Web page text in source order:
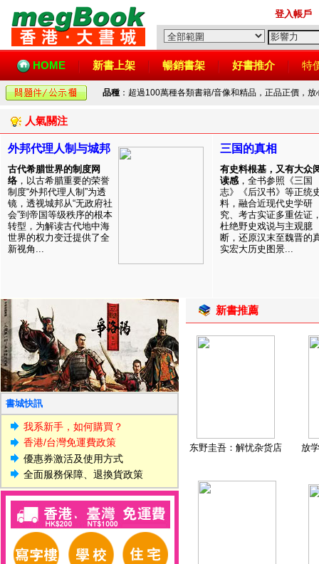
登入帳戶
HOME 新書上架 暢銷書架 好書推介 特
品種 ：超過100萬種各類書籍/音像和精品，正品正價，
人氣關注
外邦代理人制与城邦
古代希腊世界的制度网
络 ，以古希腊重要的荣誉
制度“外邦代理人制”为透
镜，透视城邦从“无政府社
会”到帝国等级秩序的根本
转型，为解读古代地中海
世界的权力变迁提供了全
新视角...
三国的真相
有史料根基，又有大众
读感 ，全书参照《三国
志》《后汉书》等正统
料，融合近现代史学研
究、考古实证多重佐证
杜绝野史戏说与主观臆
断，还原汉末至魏晋的
实宏大历史图景...
書城快訊
我系新手，如何購買？
香港/台灣免運費政策
優惠券激活及使用方式
全面服務保障、退換貨政策
新書推薦
东野圭吾：解忧杂货店 放